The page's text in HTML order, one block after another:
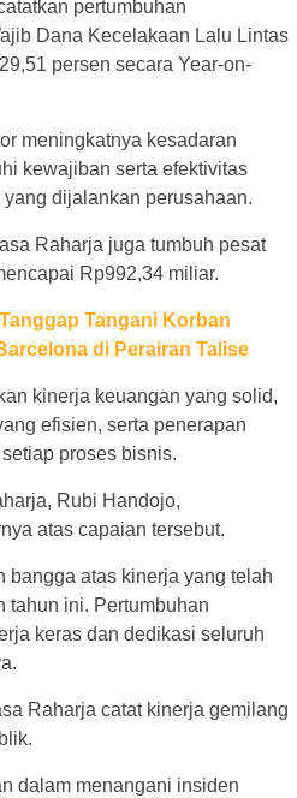
pertumbuhan
Dana Kecelakaan Lalu Lintas
persen secara Year-on-
meningkatnya kesadaran
kewajiban serta efektivitas
dijalankan perusahaan.
Raharja juga tumbuh pesat
Rp992,34 miliar.
Tangani Korban
di Perairan Talise
kinerja keuangan yang solid,
efisien, serta penerapan
proses bisnis.
Rubi Handojo,
atas capaian tersebut.
bangga atas kinerja yang telah
tahun ini. Pertumbuhan
keras dan dedikasi seluruh
Raharja catat kinerja gemilang
dalam menangani insiden